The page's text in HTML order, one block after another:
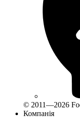
© 2011—2026
Компанія